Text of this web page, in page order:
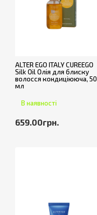
ALTER EGO ITALY CUREEGO
Silk Oil Олія для блиску
волосся кондиціююча, 50
мл
В наявності
659.00грн.